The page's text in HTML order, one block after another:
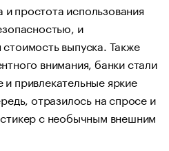
простота использования
и
выпуска. Также
внимания, банки стали
привлекательные яркие
отразилось на спросе и
с необычным внешним